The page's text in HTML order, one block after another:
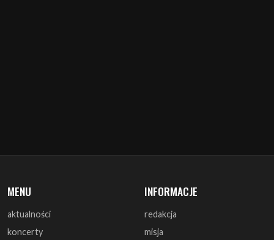
MENU
aktualności
koncerty
INFORMACJE
redakcja
misja